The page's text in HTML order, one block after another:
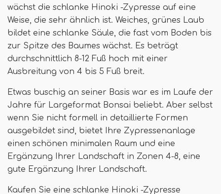
wächst die schlanke Hinoki -Zypresse auf eine
Weise, die sehr ähnlich ist. Weiches, grünes Laub
bildet eine schlanke Säule, die fast vom Boden bis
zur Spitze des Baumes wächst. Es beträgt
durchschnittlich 8-12 Fuß hoch mit einer
Ausbreitung von 4 bis 5 Fuß breit.
Etwas buschig an seiner Basis war es im Laufe der
Jahre für Largeformat Bonsai beliebt. Aber selbst
wenn Sie nicht formell in detaillierte Formen
ausgebildet sind, bietet Ihre Zypressenanlage
einen schönen minimalen Raum und eine
Ergänzung Ihrer Landschaft in Zonen 4-8, eine
gute Ergänzung Ihrer Landschaft.
Kaufen Sie eine schlanke Hinoki -Zypresse